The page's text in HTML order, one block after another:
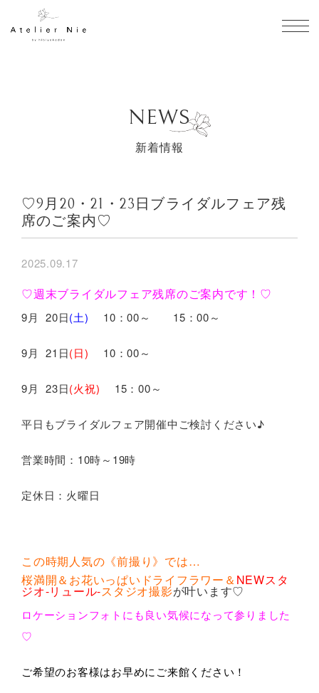
NEWS
新着情報
♡9月20・21・23日ブライダルフェア残
席のご案内♡
2025.09.17
♡週末ブライダルフェア残席のご案内です！♡
9月 20日(土) 10：00～ 15：00～
9月 21日(日) 10：00～
9月 23日(火祝) 15：00～
平日もブライダルフェア開催中ご検討ください♪
営業時間：10時～19時
定休日：火曜日
この時期人気の《前撮り》では…
桜満開＆お花いっぱいドライフラワー＆ NEWスタ
ジオ-リュール-スタジオ撮影が叶います♡
ロケーションフォトにも良い気候になって参りました
♡
ご希望のお客様はお早めにご来館ください！